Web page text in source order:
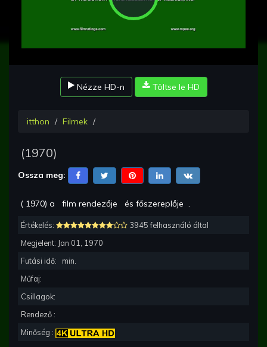
Play
Nézze HD-n Töltse le HD
itthon Filmek
(1970)
Ossza meg:
( 1970) a film rendezője és főszereplője .
Értékelés:
3945 felhasználó által
Megjelent: Jan 01, 1970
Futási idő:
min.
Műfaj:
Csillagok:
Rendező :
Minőség :